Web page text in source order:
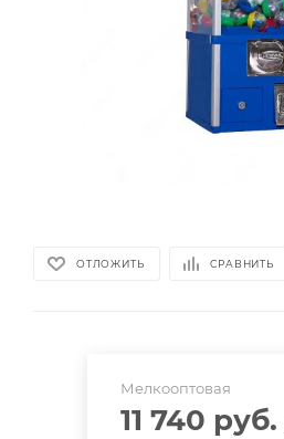
ОТЛОЖИТЬ СРАВНИТЬ
Мелкооптовая
11 740 руб.